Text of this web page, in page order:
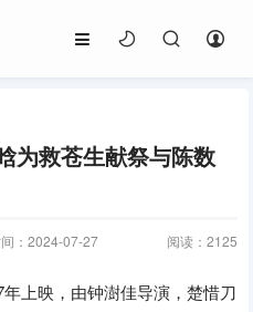
为救苍生献祭与陈数
：2024-07-27 阅读： 2125
上映，由钟澍佳导演，楚惜刀